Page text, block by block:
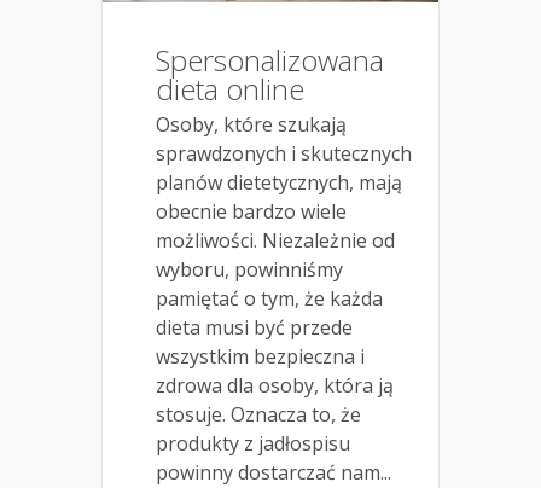
Spersonalizowana
dieta online
Osoby, które szukają
sprawdzonych i skutecznych
planów dietetycznych, mają
obecnie bardzo wiele
możliwości. Niezależnie od
wyboru, powinniśmy
pamiętać o tym, że każda
dieta musi być przede
wszystkim bezpieczna i
zdrowa dla osoby, która ją
stosuje. Oznacza to, że
produkty z jadłospisu
powinny dostarczać nam...